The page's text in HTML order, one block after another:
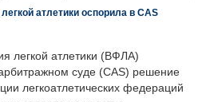
атлетики оспорила в CAS
легкой атлетики (ВФЛА)
суде (CAS) решение
легкоатлетических федераций